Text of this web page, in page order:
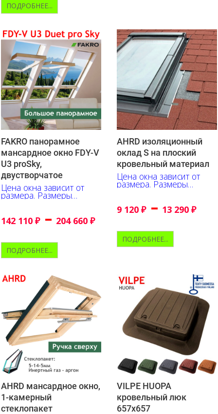
ПОДРОБНЕЕ...
FAKRO панорамное
мансардное окно FDY-V
U3 proSky,
двустворчатое
Цена окна зависит от
размера. Размеры
указаны в сантиметрах
142 110 ₽ – 204 660 ₽
ПОДРОБНЕЕ...
AHRD изоляционный
оклад S на плоский
кровельный материал
Цена окна зависит от
размера. Размеры
указаны в см.
9 120 ₽ – 13 290 ₽
ПОДРОБНЕЕ...
AHRD мансардное окно,
1-камерный
стеклопакет
VILPE HUOPA
кровельный люк
657х657